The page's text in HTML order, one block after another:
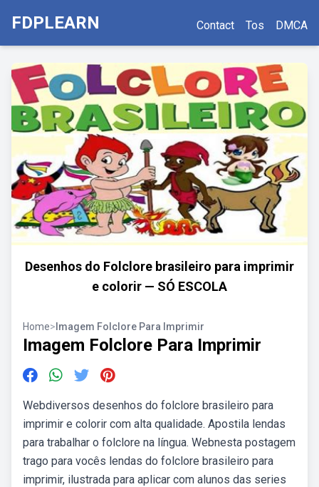
FDPLEARN Contact Tos DMCA
Desenhos do Folclore brasileiro para imprimir
e colorir — SÓ ESCOLA
Home> Imagem Folclore Para Imprimir
Imagem Folclore Para Imprimir
Webdiversos desenhos do folclore brasileiro para
imprimir e colorir com alta qualidade. Apostila lendas
para trabalhar o folclore na língua. Webnesta postagem
trago para vocês lendas do folclore brasileiro para
imprimir, ilustrada para aplicar com alunos das series